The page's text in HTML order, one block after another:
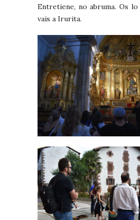
Entretiene, no abruma. Os
vais a Irurita.